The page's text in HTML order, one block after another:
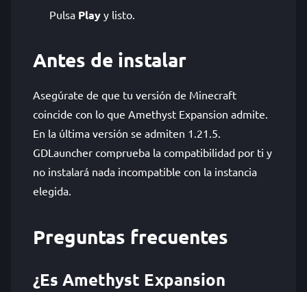
Pulsa Play y listo.
Antes de instalar
Asegúrate de que tu versión de Minecraft
coincide con lo que Amethyst Expansion admite.
En la última versión se admiten 1.21.5.
GDLauncher comprueba la compatibilidad por ti y
no instalará nada incompatible con la instancia
elegida.
Preguntas frecuentes
¿Es Amethyst Expansion